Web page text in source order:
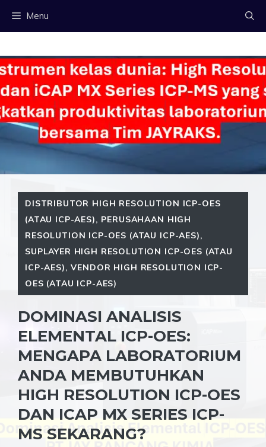
Menu
DISTRIBUTOR HIGH RESOLUTION ICP-OES
(ATAU ICP-AES), PERUSAHAAN HIGH
RESOLUTION ICP-OES (ATAU ICP-AES),
SUPLAYER HIGH RESOLUTION ICP-OES (ATAU
ICP-AES),VENDOR HIGH RESOLUTION ICP-
OES (ATAU ICP-AES)
DOMINASI ANALISIS
ELEMENTAL ICP-OES:
MENGAPA LABORATORIUM
ANDA MEMBUTUHKAN
HIGH RESOLUTION ICP-OES
DAN ICAP MX SERIES ICP-
MS SEKARANG?